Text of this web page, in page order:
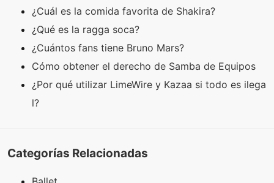
¿Cuál es la comida favorita de Shakira?
¿Qué es la ragga soca?
¿Cuántos fans tiene Bruno Mars?
Cómo obtener el derecho de Samba de Equipos
¿Por qué utilizar LimeWire y Kazaa si todo es ilega
l?
Categorías Relacionadas